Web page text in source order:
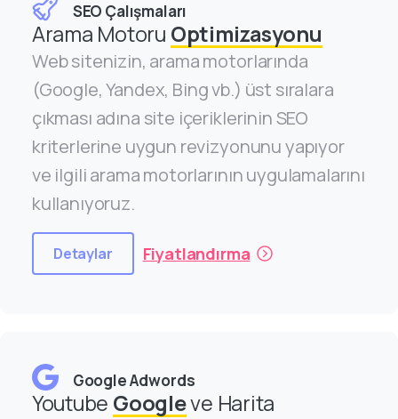
SEO Çalışmaları
Arama Motoru Optimizasyonu
Web sitenizin, arama motorlarında
(Google, Yandex, Bing vb.) üst sıralara
çıkması adına site içeriklerinin SEO
kriterlerine uygun revizyonunu yapıyor
ve ilgili arama motorlarının uygulamalarını
kullanıyoruz.
Detaylar Fiyatlandırma
Google Adwords
Youtube Googleve Harita